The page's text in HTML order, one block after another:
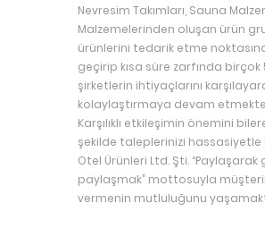
Nevresim Takımları, Sauna
Malzemelerinden oluşan ürün
ürünlerini tedarik etme
geçirip kısa süre zarfında birçok
şirketlerin ihtiyaçlarını
kolaylaştırmaya devam
Karşılıklı etkileşimin önemini
şekilde taleplerinizi hassasiyetle
Otel Ürünleri Ltd. Şti.
paylaşmak” mottosuyla
vermenin mutluluğunu